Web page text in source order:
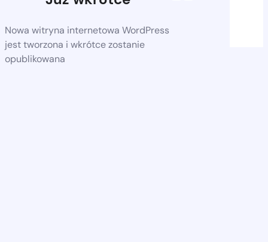
Nowa witryna internetowa WordPress
jest tworzona i wkrótce zostanie
opublikowana